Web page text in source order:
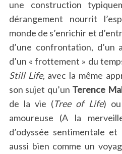
une construction
dérangement nourrit
monde de s’enrichir et
d’une confrontation, d’un
d’un « frottement » du
Still Life, avec la même
son sujet qu’un Terence
de la vie (Tree of Life) ou
amoureuse (A la
d’odyssée sentimentale et
aussi bien comme un